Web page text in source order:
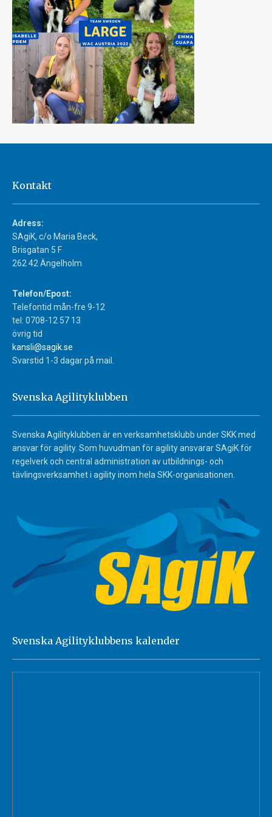
Kontakt
Adress:
SAgiK, c/o Maria Beck,
Brisgatan 5 F
262 42 Ängelholm
Telefon/Epost:
Telefontid mån-fre 9-12
tel: 0708-12 57 13
övrig tid
kansli@sagik.se
Svarstid 1-3 dagar på mail.
Svenska Agilityklubben
Svenska Agilityklubben är en verksamhetsklubb under SKK med
ansvar för agility. Som huvudman för agility ansvarar SAgiK för
regelverk och central administration av utbildnings- och
tävlingsverksamhet i agility inom hela SKK-organisationen.
Svenska Agilityklubbens kalender